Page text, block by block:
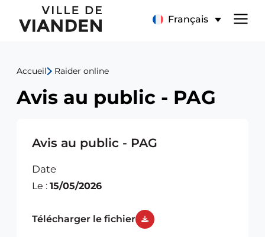
Avis
au
public
Français
Menu
navigation
principal
Accueil Raider online
Avis au public - PAG
Avis au public - PAG
Date
Le : 15/05/2026
Télécharger le fichier